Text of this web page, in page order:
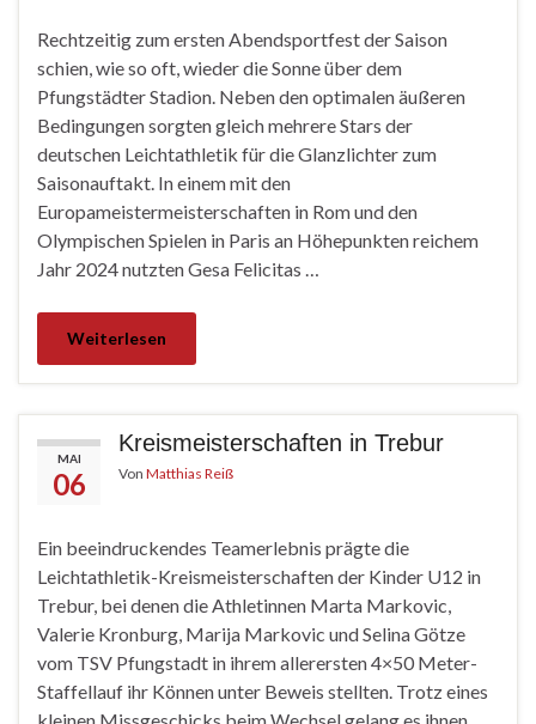
Rechtzeitig zum ersten Abendsportfest der Saison
schien, wie so oft, wieder die Sonne über dem
Pfungstädter Stadion. Neben den optimalen äußeren
Bedingungen sorgten gleich mehrere Stars der
deutschen Leichtathletik für die Glanzlichter zum
Saisonauftakt. In einem mit den
Europameistermeisterschaften in Rom und den
Olympischen Spielen in Paris an Höhepunkten reichem
Jahr 2024 nutzten Gesa Felicitas …
Weiterlesen
MAI
06
Kreismeisterschaften in Trebur
Von Matthias Reiß
Ein beeindruckendes Teamerlebnis prägte die
Leichtathletik-Kreismeisterschaften der Kinder U12 in
Trebur, bei denen die Athletinnen Marta Markovic,
Valerie Kronburg, Marija Markovic und Selina Götze
vom TSV Pfungstadt in ihrem allerersten 4×50 Meter-
Staffellauf ihr Können unter Beweis stellten. Trotz eines